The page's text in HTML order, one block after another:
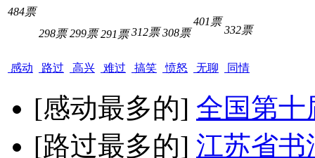
484票
感动
298票
路过
299票
高兴
291票
难过
312票
搞笑
308票
愤怒
401票
无聊
332票
同情
[感动最多的] 全国第十
[路过最多的] 江苏省书